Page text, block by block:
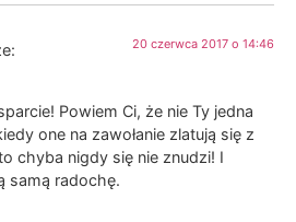
20 czerwca 2017 o 14:46
Powiem Ci, że nie Ty jedna
one na zawołanie zlatują się z
chyba nigdy się nie znudzi! I
samą radochę.